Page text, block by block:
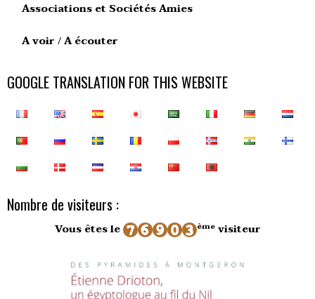
Associations et Sociétés Amies
A voir / A écouter
GOOGLE TRANSLATION FOR THIS WEBSITE
Nombre de visiteurs :
Vous êtes le èmevisiteur